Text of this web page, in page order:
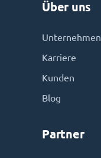
Über uns
Unternehmen
Karriere
Kunden
Blog
Partner